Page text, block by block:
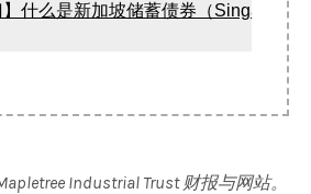
】什么是新加坡储蓄债券（Singapore
Industrial Trust 财报与网站。